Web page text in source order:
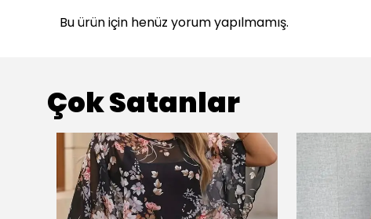
Bu ürün için henüz yorum yapılmamış.
Çok Satanlar